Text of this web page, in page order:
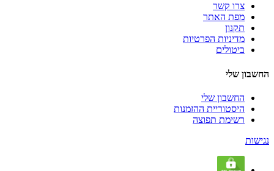
צרו קשר
מפת האתר
תקנון
מדיניות הפרטיות
ביטולים
החשבון שלי
החשבון שלי
היסטוריית ההזמנות
רשימת תפוצה
נגישות